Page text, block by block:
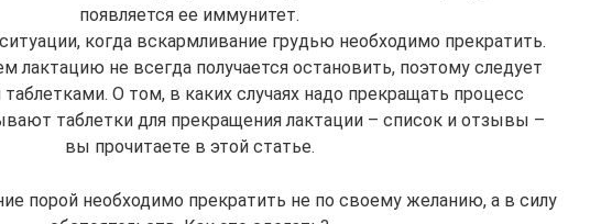
появляется ее иммунитет.
когда вскармливание грудью необходимо прекратить.
лактацию не всегда получается остановить, поэтому следует
О том, в каких случаях надо прекращать процесс
таблетки для прекращения лактации – список и отзывы –
вы прочитаете в этой статье.
порой необходимо прекратить не по своему желанию, а в силу